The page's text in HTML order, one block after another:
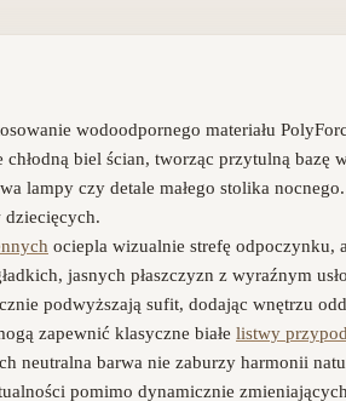
wodoodpornego materiału
biel ścian, tworząc przytulną bazę
czy detale małego stolika
dziecięcych.
ociepla wizualnie strefę odpoczynku,
jasnych płaszczyzn z wyraźnym
podwyższają sufit, dodając wnętrzu
zapewnić klasyczne białe listwy
neutralna barwa nie zaburzy harmonii
pomimo dynamicznie